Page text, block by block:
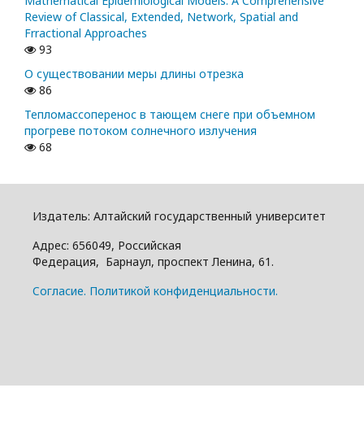
Review of Classical, Extended, Network, Spatial and
Frractional Approaches
93
О существовании меры длины отрезка
86
Тепломассоперенос в тающем снеге при объемном
прогреве потоком солнечного излучения
68
Издатель: Алтайский государcтвенный университет
Адрес: 656049, Российская
Федерация, Барнаул, проспект Ленина, 61.
Cогласие. Политикой конфиденциальности.